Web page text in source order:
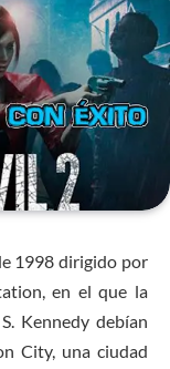
1998 dirigido por
en el que la
Kennedy debían
City, una ciudad